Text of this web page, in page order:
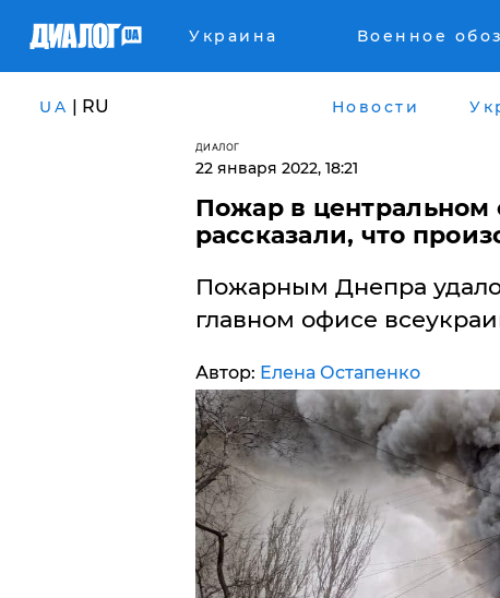
Украина Военное
UA | RU Новости
ДИАЛОГ
22 января 2022, 18:21
​Пожар в
рассказали, что
Пожарным Днепра
главном офисе
Автор: Елена Остапенко